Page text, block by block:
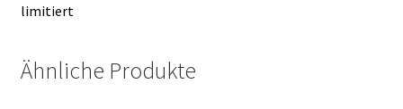
limitiert
Ähnliche Produkte